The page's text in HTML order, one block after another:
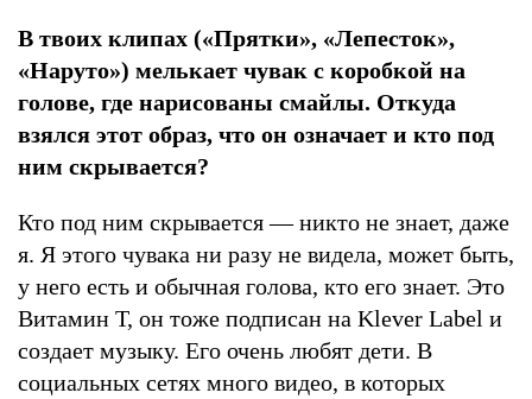
В твоих клипах («Прятки», «Лепесток»,
«Наруто») мелькает чувак с коробкой на
голове, где нарисованы смайлы. Откуда
взялся этот образ, что он означает и кто под
ним скрывается?
Кто под ним скрывается — никто не знает, даже
я. Я этого чувака ни разу не видела, может быть,
у него есть и обычная голова, кто его знает. Это
Витамин Т, он тоже подписан на Klever Label и
создает музыку. Его очень любят дети. В
социальных сетях много видео, в которых